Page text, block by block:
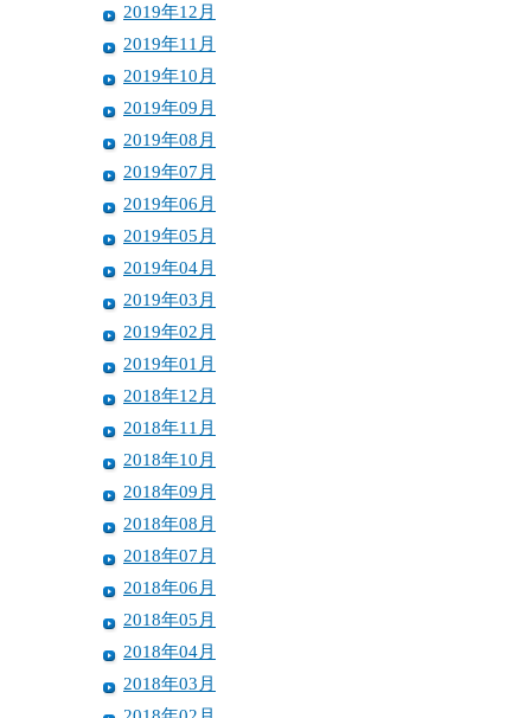
2019年12月
2019年11月
2019年10月
2019年09月
2019年08月
2019年07月
2019年06月
2019年05月
2019年04月
2019年03月
2019年02月
2019年01月
2018年12月
2018年11月
2018年10月
2018年09月
2018年08月
2018年07月
2018年06月
2018年05月
2018年04月
2018年03月